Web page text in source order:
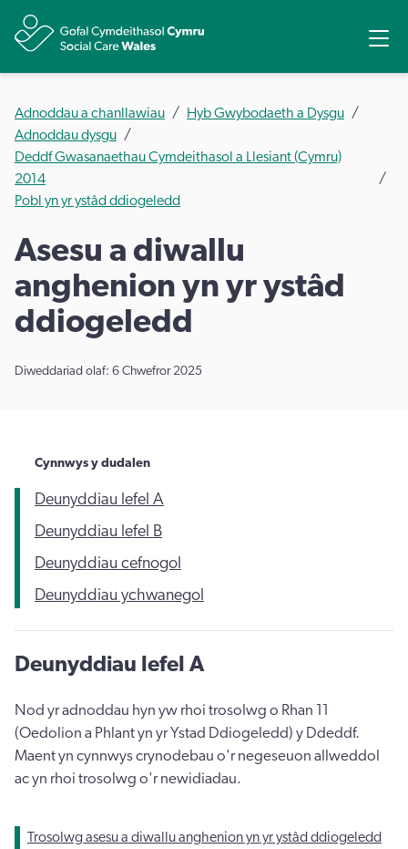
Adnoddau a chanllawiau
Hyb Gwybodaeth a Dysgu
Adnoddau dysgu
Deddf Gwasanaethau Cymdeithasol a Llesiant (Cymru)
2014
​Pobl yn yr ystâd ddiogeledd
​Asesu a diwallu
anghenion yn yr ystâd
ddiogeledd
Diweddariad olaf: 6 Chwefror 2025
Cynnwys y dudalen
Deunyddiau lefel A
Deunyddiau lefel B
Deunyddiau cefnogol
Deunyddiau ychwanegol
Deunyddiau lefel A
Nod yr adnoddau hyn yw rhoi trosolwg o Rhan 11
(Oedolion a Phlant yn yr Ystad Ddiogeledd) y Ddeddf.
Maent yn cynnwys crynodebau o'r negeseuon allweddol
ac yn rhoi trosolwg o'r newidiadau.
Trosolwg asesu a diwallu anghenion yn yr ystâd ddiogeledd